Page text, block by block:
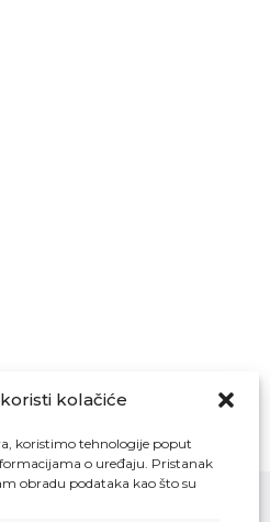
kolačiće
koristimo tehnologije poput
o uređaju. Pristanak
obradu podataka kao što su